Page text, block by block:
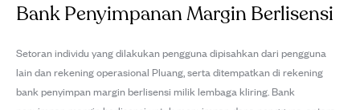
Bank Penyimpanan Margin Berlisensi
Setoran individu yang dilakukan pengguna dipisahkan dari pengguna
lain dan rekening operasional Pluang, serta ditempatkan di rekening
bank penyimpan margin berlisensi milik lembaga kliring. Bank